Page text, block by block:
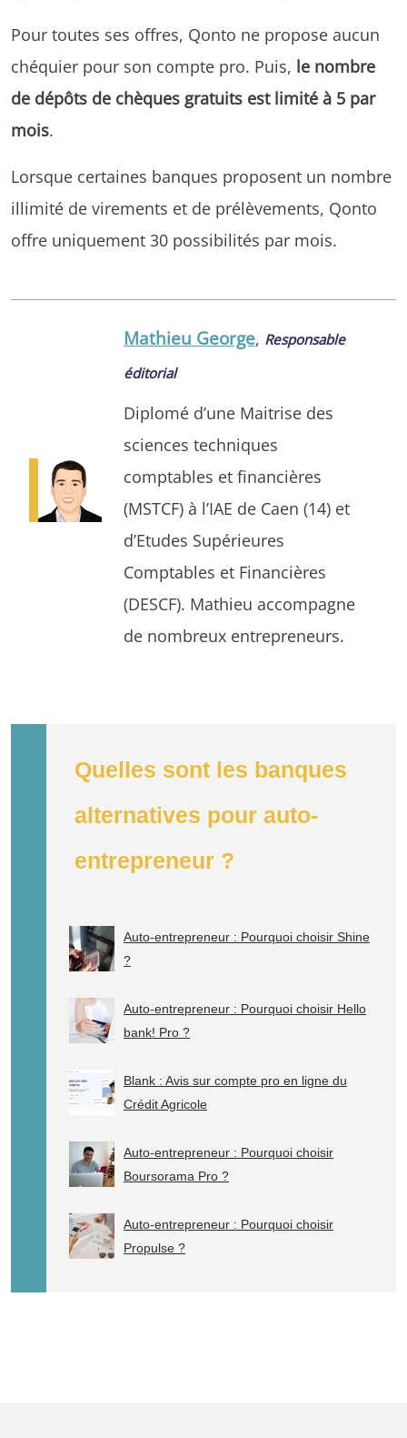
Pour toutes ses offres, Qonto ne propose aucun
chéquier pour son compte pro. Puis, le nombre
de dépôts de chèques gratuits est limité à 5 par
mois.
Lorsque certaines banques proposent un nombre
illimité de virements et de prélèvements, Qonto
offre uniquement 30 possibilités par mois.
Quelles sont les banques
alternatives pour auto-
entrepreneur ?
Auto-entrepreneur : Pourquoi choisir Shine
?
Auto-entrepreneur : Pourquoi choisir Hello
bank! Pro ?
Blank : Avis sur compte pro en ligne du
Crédit Agricole
Auto-entrepreneur : Pourquoi choisir
Boursorama Pro ?
Auto-entrepreneur : Pourquoi choisir
Propulse ?
Mathieu George, Responsable
éditorial
Diplomé d’une Maitrise des
sciences techniques
comptables et financières
(MSTCF) à l’IAE de Caen (14) et
d’Etudes Supérieures
Comptables et Financières
(DESCF). Mathieu accompagne
de nombreux entrepreneurs.